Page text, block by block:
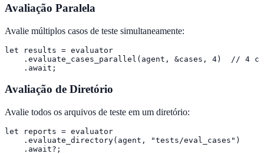
Avaliação Paralela
Avalie múltiplos casos de teste simultaneamente:
let results = evaluator
.evaluate_cases_parallel(agent, &cases, 4)  // 4
    .await;
Avaliação de Diretório
Avalie todos os arquivos de teste em um diretório:
let reports = evaluator
    .evaluate_directory(agent, "tests/eval_cases")
    .await?;